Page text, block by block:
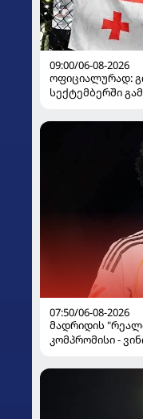
09:00/06-08-2026
ოფიციალურად:
სექტემბერში
07:50/06-08-2026
მადრიდის
კომპრომისი -